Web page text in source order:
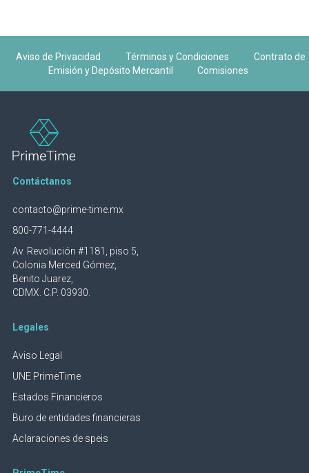
Aviso de Privacidad Términos y Condiciones
Contrato de
Emisión y Depósito Mercantil
Comisiones
Contáctanos
contacto@prime-time.mx
800-771-4444
Av. Revolución #1181, piso 5,
Colonia Merced Gómez,
Benito Juarez,
CDMX. C.P. 03930.
Legales
Aviso Legal
UNE PrimeTime
Estados Financieros
Buro de entidades financieras
Aclaraciones de speis